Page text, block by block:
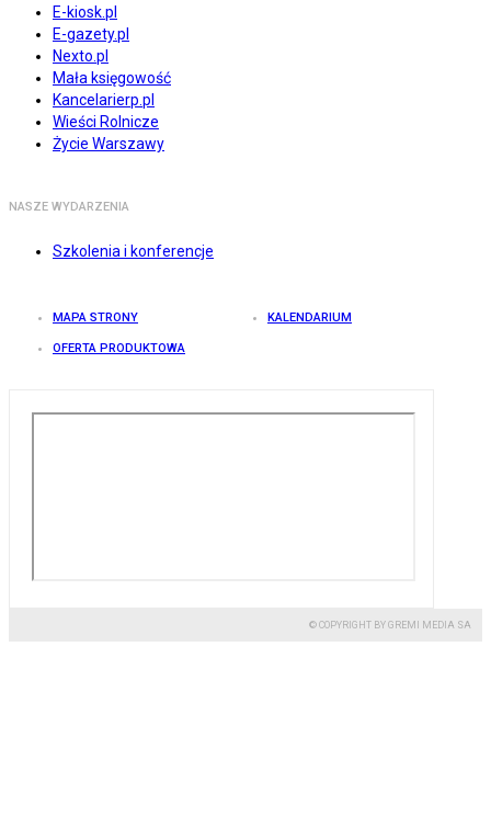
E-kiosk.pl
E-gazety.pl
Nexto.pl
Mała księgowość
Kancelarierp.pl
Wieści Rolnicze
Życie Warszawy
NASZE WYDARZENIA
Szkolenia i konferencje
MAPA STRONY KALENDARIUM
OFERTA PRODUKTOWA
© COPYRIGHT BY GREMI MEDIA SA